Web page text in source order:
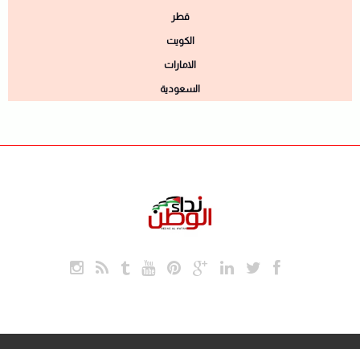
قطر
الكويت
الامارات
السعودية